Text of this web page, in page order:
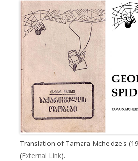
Translation of Tamara Mcheidze's
(External Link).